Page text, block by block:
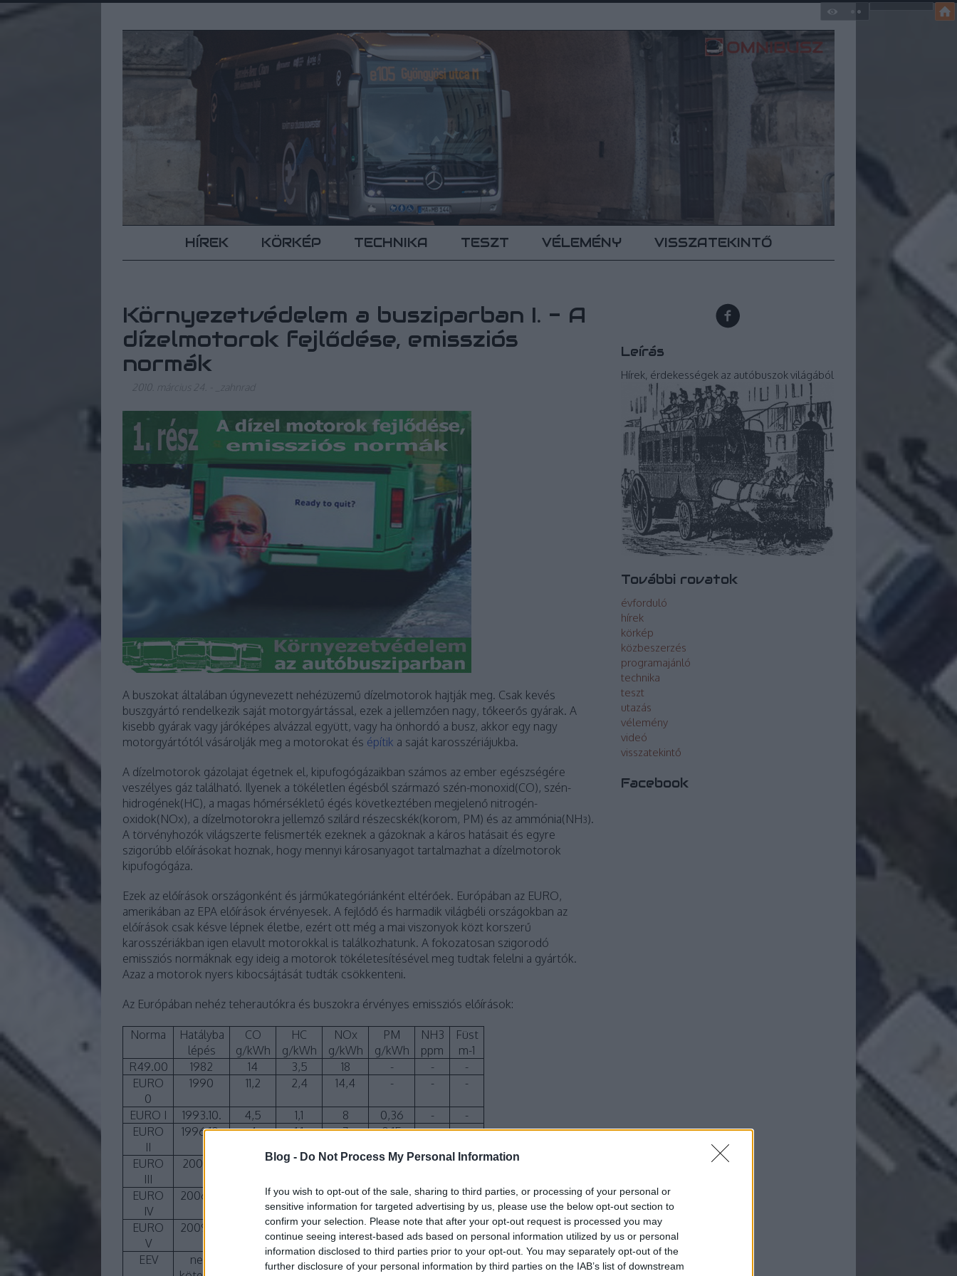
Blog - Do Not Process My Personal Information
If you wish to opt-out of the sale, sharing to third parties, or processing of your personal or
sensitive information for targeted advertising by us, please use the below opt-out section to
confirm your selection. Please note that after your opt-out request is processed you may
continue seeing interest-based ads based on personal information utilized by us or personal
information disclosed to third parties prior to your opt-out. You may separately opt-out of the
further disclosure of your personal information by third parties on the IAB’s list of downstream
HÍREK KÖRKÉP TECHNIKA TESZT VÉLEMÉNY VISSZATEKINTŐ
Környezetvédelem a busziparban I. - A
dízelmotorok fejlődése, emissziós
normák
2010. március 24.
A buszokat általában úgynevezett nehézüzemű dízelmotorok hajtják meg. Csak kevés
buszgyártó rendelkezik saját motorgyártással, ezek a jellemzően nagy, tőkeerős gyárak. A
kisebb gyárak vagy járóképes alvázzal együtt, vagy ha önhordó a busz, akkor egy nagy
motorgyártótól vásárolják meg a motorokat és építik a saját karosszériájukba.
A dízelmotorok gázolajat égetnek el, kipufogógázaikban számos az ember egészségére
veszélyes gáz található. Ilyenek a tökéletlen égésből származó szén-monoxid(CO), szén-
hidrogének(HC), a magas hőmérsékletű égés következtében megjelenő nitrogén-
oxidok(NOx), a dízelmotorokra jellemző szilárd részecskék(korom, PM) és az ammónia(NH3).
A törvényhozók világszerte felismerték ezeknek a gázoknak a káros hatásait és egyre
szigorúbb előírásokat hoznak, hogy mennyi károsanyagot tartalmazhat a dízelmotorok
kipufogógáza.
Ezek az előírások országonként és járműkategóriánként eltérőek. Európában az EURO,
amerikában az EPA előírások érvényesek. A fejlődő és harmadik világbéli országokban az
előírások csak késve lépnek életbe, ezért ott még a mai viszonyok közt korszerű
karosszériákban igen elavult motorokkal is találkozhatunk. A fokozatosan szigorodó
emissziós normáknak egy ideig a motorok tökéletesítésével meg tudtak felelni a gyártók.
Azaz a motorok nyers kibocsájtását tudták csökkenteni.
Az Európában nehéz teherautókra és buszokra érvényes emissziós előírások:
Norma
Hatályba
lépés
CO
g/kWh
HC
g/kWh
NOx
g/kWh
PM
g/kWh
NH3
ppm
Füst
m-1
R49.00
1982 14 3,5 18 - -
-
EURO
0
1990 11,2 2,4 14,4 - - -
EURO I 1993.10. 4,5 1,1 8 0,36 -
-
EURO
II
1996.10. 4 1,1 7 0,15 - -
EURO
III
2001.10. 0,66 5 0,1 - 0,8
EURO
IV
2006.10. 0,46 3,5 0,02 - 0,5
EURO
V
2009.10. 0,46 2 0,02 - 0,5
EEV
nem
0,25 0,02 - 0,15
Leírás
Hírek, érdekességek az autóbuszok világából
További rovatok
évforduló
hírek
körkép
közbeszerzés
programajánló
technika
teszt
utazás
vélemény
videó
visszatekintő
Facebook